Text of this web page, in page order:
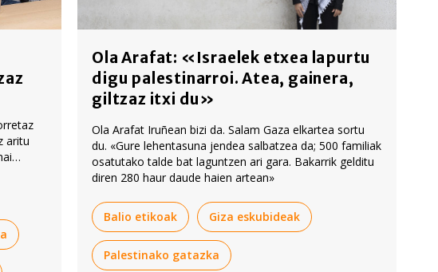
aritu
Ola Arafat: «Israelek etxea lapurtu
digu palestinarroi. Atea, gainera,
giltzaz itxi du»
Ola Arafat Iruñean bizi da. Salam Gaza elkartea sortu
du. «Gure lehentasuna jendea salbatzea da; 500 familiak
osatutako talde bat laguntzen ari gara. Bakarrik gelditu
diren 280 haur daude haien artean»
Balio etikoak Giza eskubideak
Palestinako gatazka